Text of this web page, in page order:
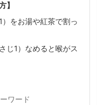
】
をお湯や紅茶で割っ
じ1）なめると喉がス
ワード